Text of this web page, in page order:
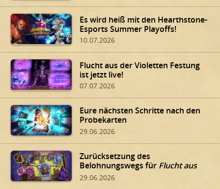
Es wird heiß mit den Hearthstone-
Esports Summer Playoffs!
10.07.2026
Flucht aus der Violetten Festung
ist jetzt live!
07.07.2026
Eure nächsten Schritte nach den
Probekarten
29.06.2026
Zurücksetzung des
Belohnungswegs für Flucht aus
der Violetten Festung
29.06.2026